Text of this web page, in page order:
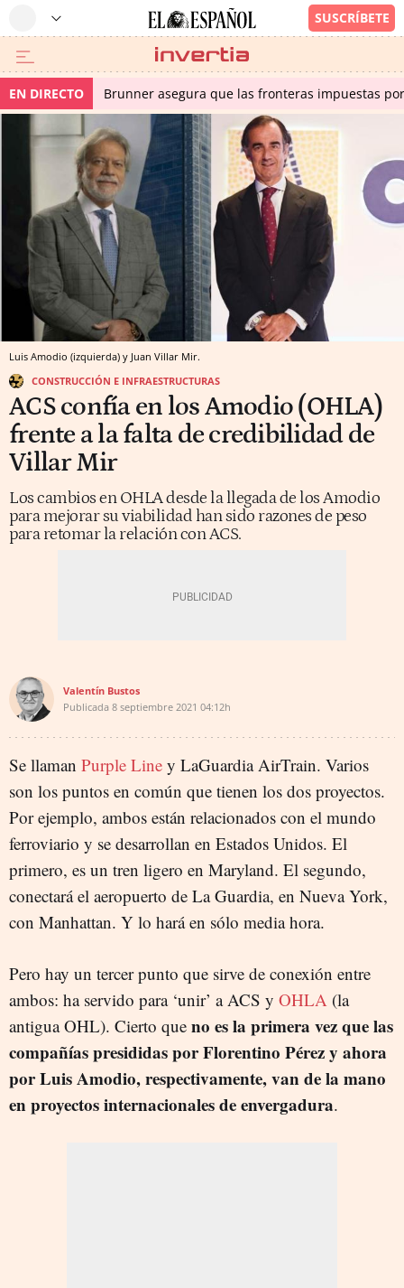
EN DIRECTO Brunner asegura que las fronteras impuestas
Luis Amodio (izquierda) y Juan Villar Mir.
CONSTRUCCIÓN E INFRAESTRUCTURAS
ACS confía en los Amodio (OHLA)
frente a la falta de credibilidad de
Villar Mir
Los cambios en OHLA desde la llegada de los Amodio
para mejorar su viabilidad han sido razones de peso
para retomar la relación con ACS.
Valentín Bustos
Publicada 8 septiembre 2021 04:12h
Se llaman Purple Line y LaGuardia AirTrain. Varios
son los puntos en común que tienen los dos proyectos.
Por ejemplo, ambos están relacionados con el mundo
ferroviario y se desarrollan en Estados Unidos. El
primero, es un tren ligero en Maryland. El segundo,
conectará el aeropuerto de La Guardia, en Nueva York,
con Manhattan. Y lo hará en sólo media hora.
Pero hay un tercer punto que sirve de conexión entre
ambos: ha servido para ‘unir’ a ACS y OHLA (la
antigua OHL). Cierto que no es la primera vez que las
compañías presididas por Florentino Pérez y ahora
por Luis Amodio, respectivamente, van de la mano
en proyectos internacionales de envergadura.